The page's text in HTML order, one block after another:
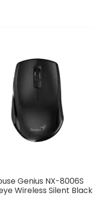
Genius NX-8006S
Wireless Silent Black